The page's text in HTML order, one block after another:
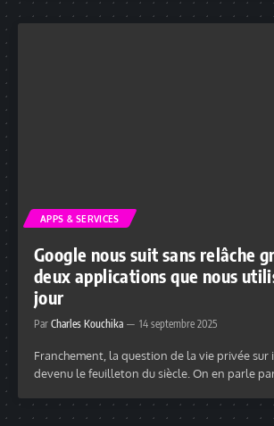
APPS & SERVICES
Google nous suit sans relâche
deux applications que nous
jour
Par Charles Kouchika 14 septembre 2025
Franchement, la question de la vie privée sur
devenu le feuilleton du siècle. On en parle